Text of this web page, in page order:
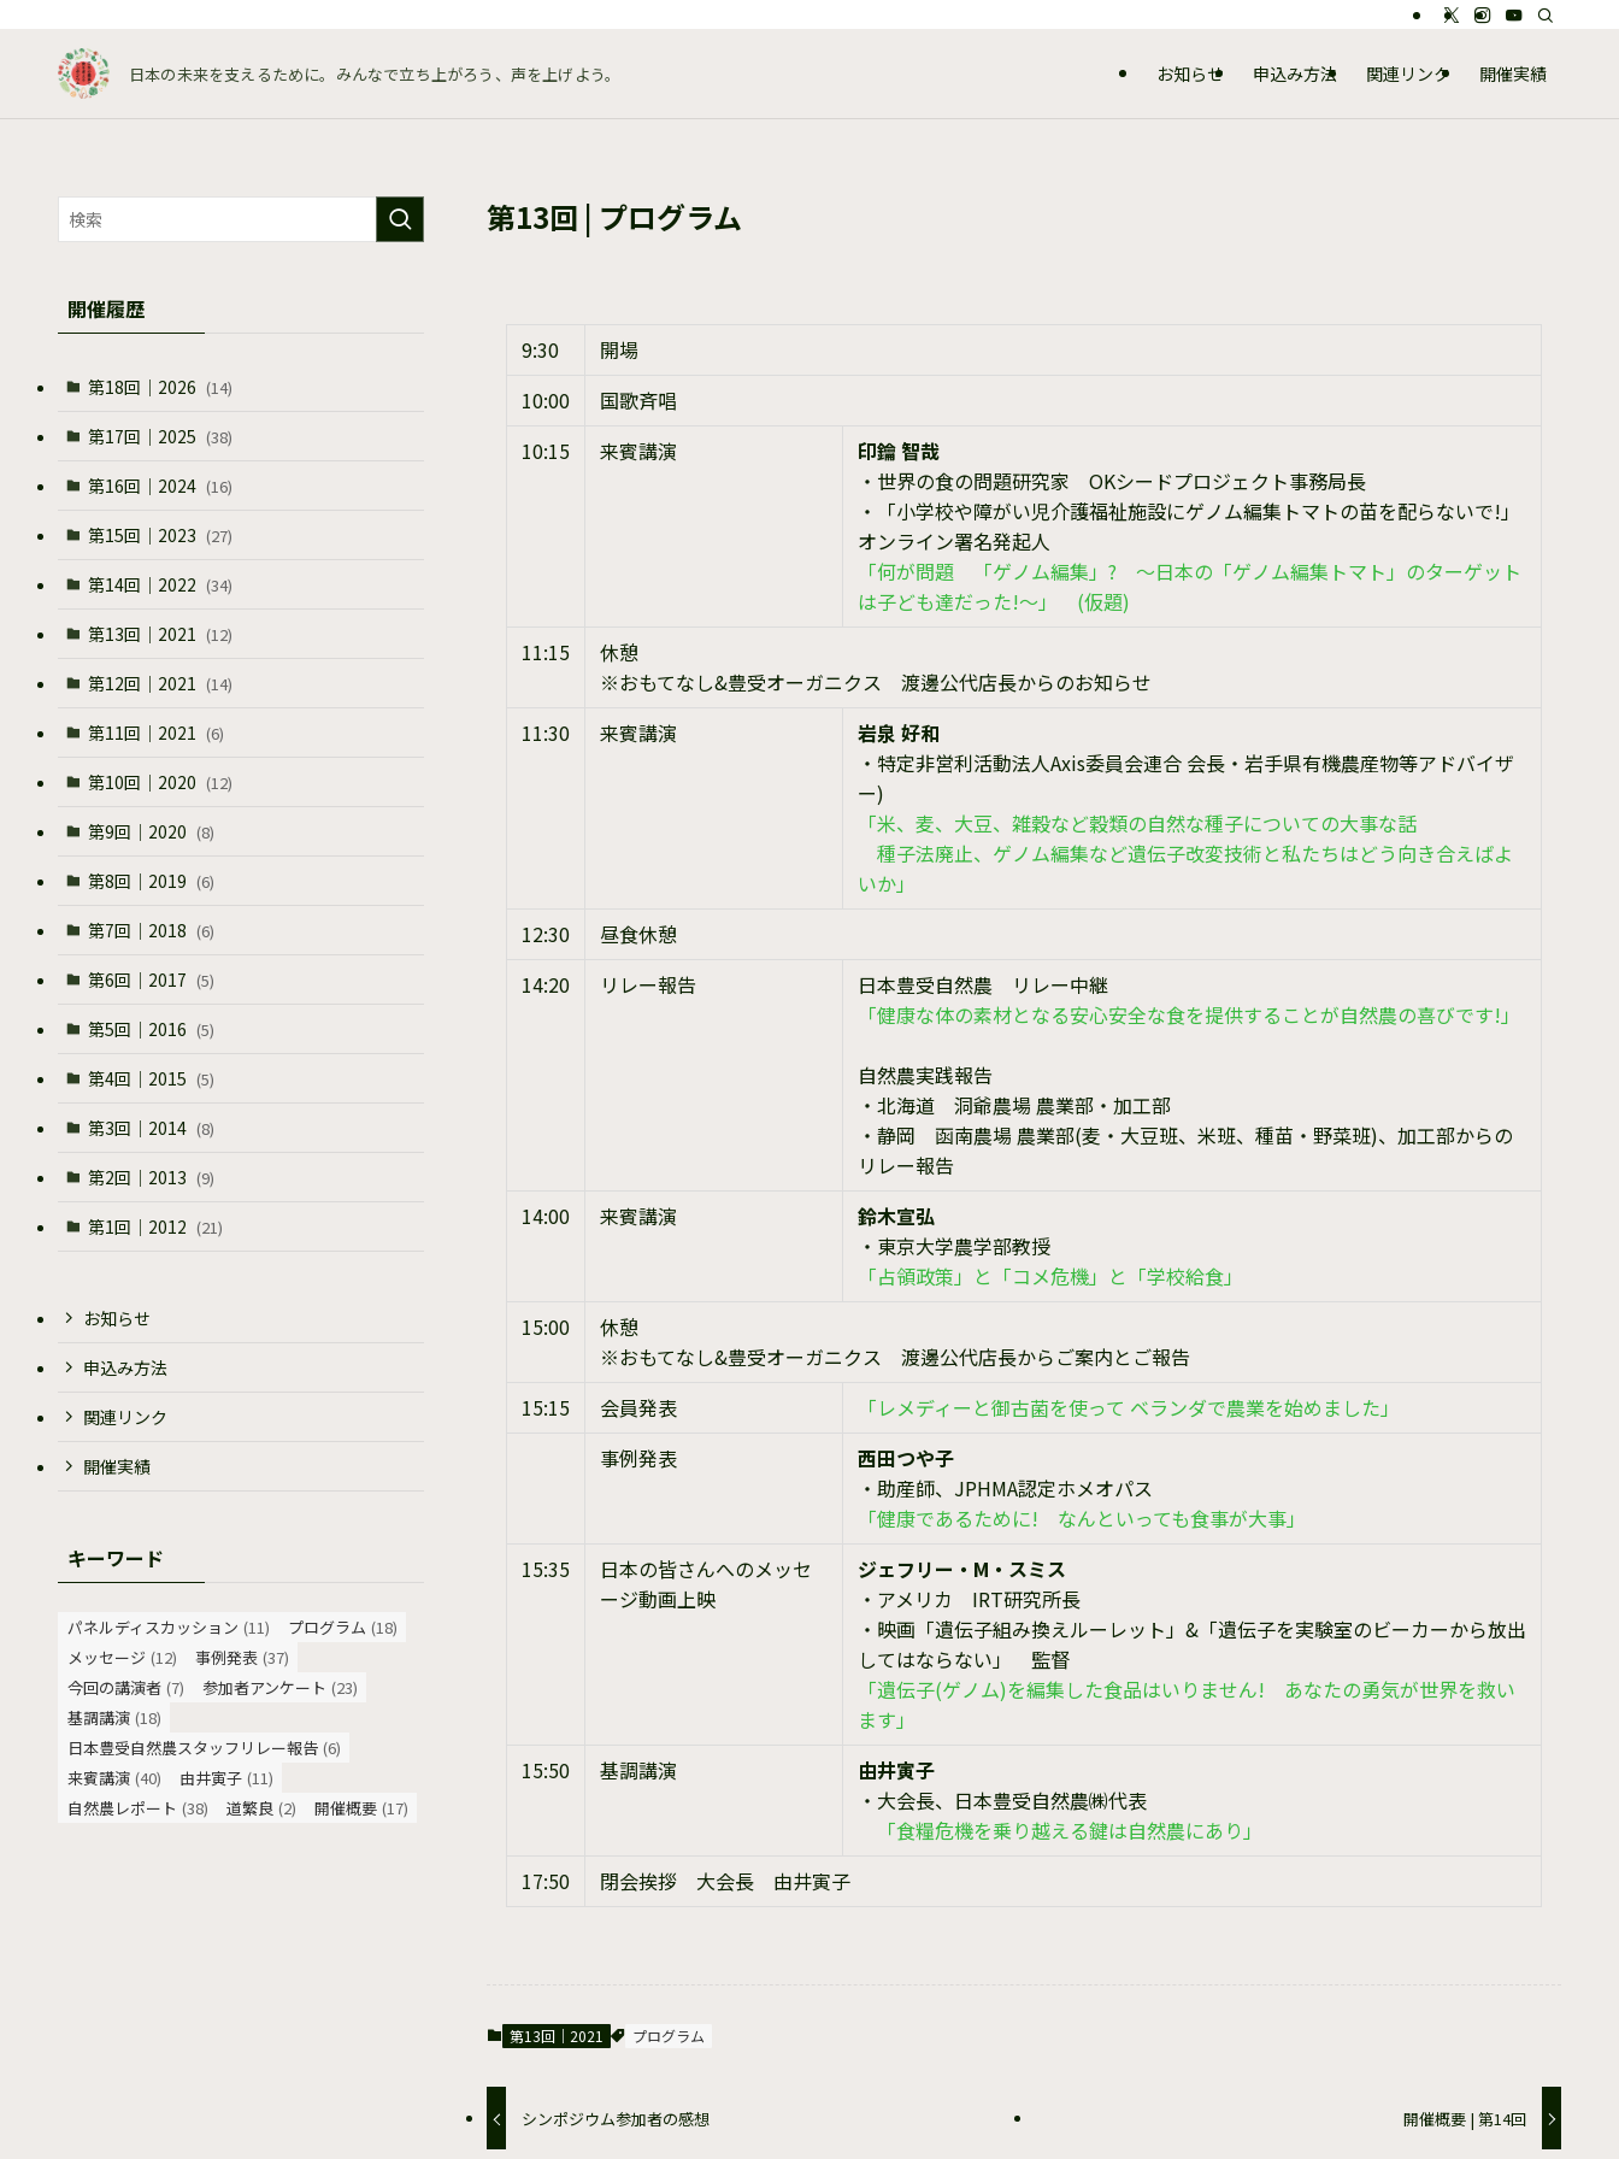
日本の未来を支えるために。みんなで立ち上がろう、声を上げよう。 お知らせ 申込み方法 関連リンク 開催実績
第13回 | プログラム
9:30
開場
10:00
国歌斉唱
10:15
来賓講演
印鑰 智哉
・世界の食の問題研究家 OKシードプロジェクト事務局長
・「小学校や障がい児介護福祉施設にゲノム編集トマトの苗を配らないで!」
オンライン署名発起人
「何が問題 「ゲノム編集」? ～日本の「ゲノム編集トマト」のターゲット
は子ども達だった!～」 (仮題)
11:15
休憩
※おもてなし&豊受オーガニクス 渡邊公代店長からのお知らせ
11:30
来賓講演
岩泉 好和
・特定非営利活動法人Axis委員会連合 会長・岩手県有機農産物等アドバイザ
ー)
「米、麦、大豆、雑穀など穀類の自然な種子についての大事な話
種子法廃止、ゲノム編集など遺伝子改変技術と私たちはどう向き合えばよ
いか」
12:30
昼食休憩
14:20
リレー報告
日本豊受自然農 リレー中継
「健康な体の素材となる安心安全な食を提供することが自然農の喜びです!」
自然農実践報告
・北海道 洞爺農場 農業部・加工部
・静岡 函南農場 農業部(麦・大豆班、米班、種苗・野菜班)、加工部からの
リレー報告
14:00
来賓講演
鈴木宣弘
・東京大学農学部教授
「占領政策」と「コメ危機」と「学校給食」
15:00
休憩
※おもてなし&豊受オーガニクス 渡邊公代店長からご案内とご報告
15:15
会員発表
「レメディーと御古菌を使って ベランダで農業を始めました」
事例発表
西田つや子
・助産師、JPHMA認定ホメオパス
「健康であるために! なんといっても食事が大事」
15:35
日本の皆さんへのメッセ
ージ動画上映
ジェフリー・M・スミス
・アメリカ IRT研究所長
・映画「遺伝子組み換えルーレット」&「遺伝子を実験室のビーカーから放出
してはならない」 監督
「遺伝子(ゲノム)を編集した食品はいりません! あなたの勇気が世界を救い
ます」
15:50
基調講演
由井寅子
・大会長、日本豊受自然農㈱代表
「食糧危機を乗り越える鍵は自然農にあり」
17:50
閉会挨拶 大会長 由井寅子
第13回｜2021 プログラム
シンポジウム参加者の感想 開催概要 | 第14回
開催履歴
第18回｜2026 (14)
第17回｜2025 (38)
第16回｜2024 (16)
第15回｜2023 (27)
第14回｜2022 (34)
第13回｜2021 (12)
第12回｜2021 (14)
第11回｜2021 (6)
第10回｜2020 (12)
第9回｜2020 (8)
第8回｜2019 (6)
第7回｜2018 (6)
第6回｜2017 (5)
第5回｜2016 (5)
第4回｜2015 (5)
第3回｜2014 (8)
第2回｜2013 (9)
第1回｜2012 (21)
お知らせ
申込み方法
関連リンク
開催実績
キーワード
パネルディスカッション (11) プログラム (18)
メッセージ (12) 事例発表 (37)
今回の講演者 (7) 参加者アンケート (23)
基調講演 (18)
日本豊受自然農スタッフリレー報告 (6)
来賓講演 (40) 由井寅子 (11)
自然農レポート (38) 道繁良 (2) 開催概要 (17)